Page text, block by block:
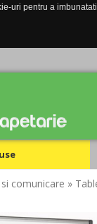
uri pentru a
comunicare »